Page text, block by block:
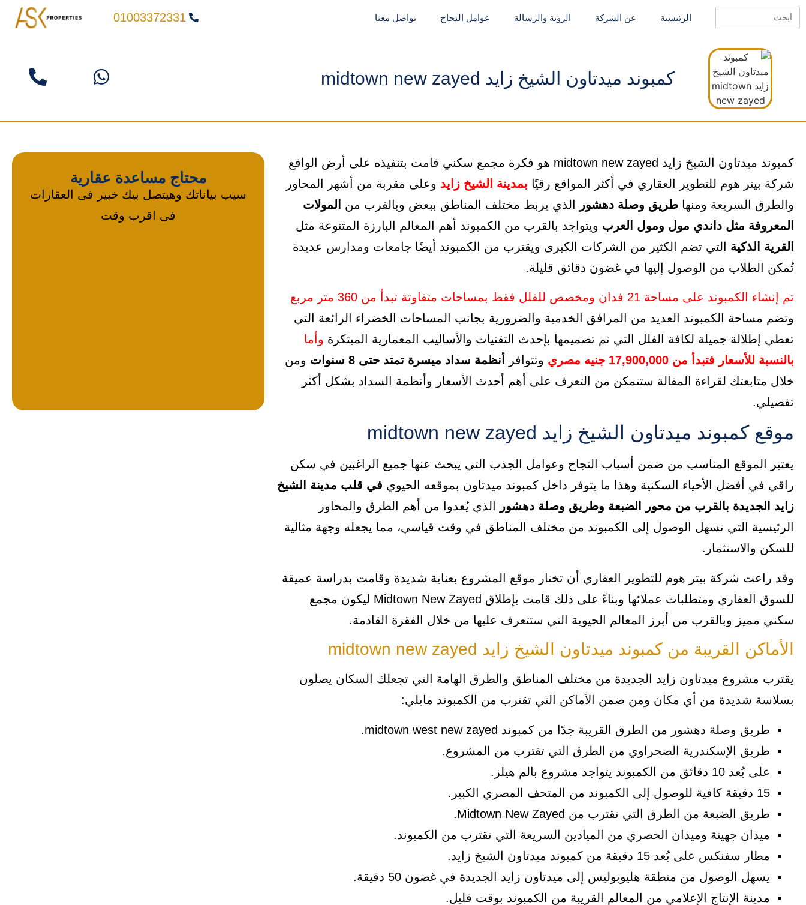
Search
for:
الرئيسية عن الشركة الرؤية والرسالة عوامل النجاح تواصل معنا 01003372331
كمبوند ميدتاون الشيخ زايد midtown new zayed
كمبوند ميدتاون الشيخ زايد midtown new zayed هو فكرة مجمع سكني قامت بتنفيذه على أرض الواقع
شركة بيتر هوم للتطوير العقاري في أكثر المواقع رقيًا بمدينة الشيخ زايد وعلى مقربة من أشهر المحاور
والطرق السريعة ومنها طريق وصلة دهشور الذي يربط مختلف المناطق ببعض وبالقرب من المولات
المعروفة مثل داندي مول ومول العرب ويتواجد بالقرب من الكمبوند أهم المعالم البارزة المتنوعة مثل
القرية الذكية التي تضم الكثير من الشركات الكبرى ويقترب من الكمبوند أيضًا جامعات ومدارس عديدة
تُمكن الطلاب من الوصول إليها في غضون دقائق قليلة.
تم إنشاء الكمبوند على مساحة 21 فدان ومخصص للفلل فقط بمساحات متفاوتة تبدأ من 360 متر مربع
وتضم مساحة الكمبوند العديد من المرافق الخدمية والضرورية بجانب المساحات الخضراء الرائعة التي
تعطي إطلالة جميلة لكافة الفلل التي تم تصميمها بإحدث التقنيات والأساليب المعمارية المبتكرة وأما
بالنسبة للأسعار فتبدأ من 17,900,000 جنيه مصري
وتتوافر أنظمة سداد ميسرة تمتد حتى 8 سنوات
ومن
خلال متابعتك لقراءة المقالة ستتمكن من التعرف على أهم أحدث الأسعار وأنظمة السداد بشكل أكثر
تفصيلي.
موقع كمبوند ميدتاون الشيخ زايد midtown new zayed
يعتبر الموقع المناسب من ضمن أسباب النجاح وعوامل الجذب التي يبحث عنها جميع الراغبين في سكن
راقي في أفضل الأحياء السكنية وهذا ما يتوفر داخل كمبوند ميدتاون بموقعه الحيوي في قلب مدينة الشيخ
زايد الجديدة بالقرب من محور الضبعة وطريق وصلة دهشور
الذي يُعدوا من أهم الطرق والمحاور
الرئيسية التي تسهل الوصول إلى الكمبوند من مختلف المناطق في وقت قياسي، مما يجعله وجهة مثالية
للسكن والاستثمار.
وقد راعت شركة بيتر هوم للتطوير العقاري أن تختار موقع المشروع بعناية شديدة وقامت بدراسة عميقة
للسوق العقاري ومتطلبات عملائها وبناءً على ذلك قامت بإطلاق Midtown New Zayed ليكون مجمع
سكني مميز وبالقرب من أبرز المعالم الحيوية التي ستتعرف عليها من خلال الفقرة القادمة.
الأماكن القريبة من كمبوند ميدتاون الشيخ زايد midtown new zayed
يقترب مشروع ميدتاون زايد الجديدة من مختلف المناطق والطرق الهامة التي تجعلك السكان يصلون
بسلاسة شديدة من أي مكان ومن ضمن الأماكن التي تقترب من الكمبوند مايلي:
طريق وصلة دهشور من الطرق القريبة جدًا من كمبوند midtown west new zayed.
طريق الإسكندرية الصحراوي من الطرق التي تقترب من المشروع.
على بُعد 10 دقائق من الكمبوند يتواجد مشروع بالم هيلز.
15 دقيقة كافية للوصول إلى الكمبوند من المتحف المصري الكبير.
طريق الضبعة من الطرق التي تقترب من Midtown New Zayed.
ميدان جهينة وميدان الحصري من الميادين السريعة التي تقترب من الكمبوند.
مطار سفنكس على بُعد 15 دقيقة من كمبوند ميدتاون الشيخ زايد.
يسهل الوصول من منطقة هليوبوليس إلى ميدتاون زايد الجديدة في غضون 50 دقيقة.
مدينة الإنتاج الإعلامي من المعالم القريبة من الكمبوند بوقت قليل.
محتاج مساعدة عقارية
سيب بياناتك وهيتصل بيك خبير فى العقارات
فى اقرب وقت